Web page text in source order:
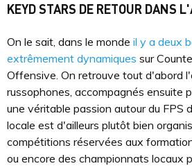
KEYD STARS DE RETOUR DANS
On le sait, dans le monde il y a deux
extrêmement dynamiques sur
Offensive. On retrouve tout d'abord
russophones, accompagnés ensuite
une véritable passion autour du FPS
locale est d'ailleurs plutôt bien
compétitions réservées aux
ou encore des championnats locaux